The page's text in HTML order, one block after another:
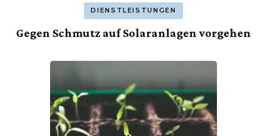
DIENSTLEISTUNGEN
Gegen Schmutz auf Solaranlagen vorgehen